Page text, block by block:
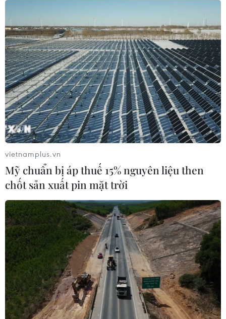
vietnamplus.vn
Mỹ chuẩn bị áp thuế 15% nguyên liệu then
chốt sản xuất pin mặt trời